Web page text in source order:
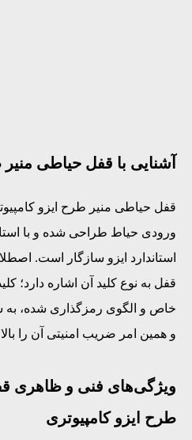
آشنایی با قفل حیاطی
قفل حیاطی منیر طرح ایزو
ورودی حیاط طراحی شده و با
استاندارد ایزو سازگار است.
قفل به نوع کلید آن اشاره دارد؛
خاص و الگوی رمزگذاری‌ شده،
و همین امر ضریب امنیتی آن را
ویژگی‌های فنی و ظاهری
طرح ایزو کامپیوتری